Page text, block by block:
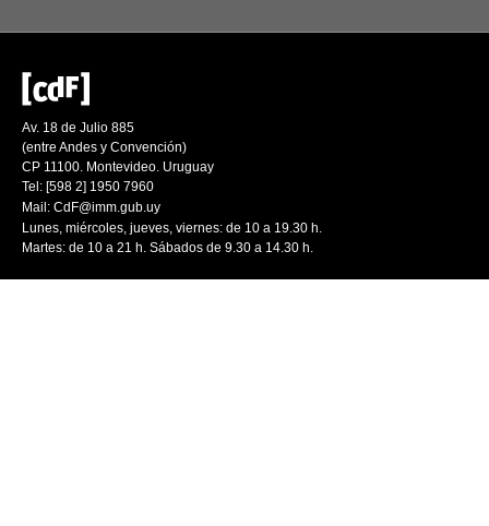
Av. 18 de Julio 885
(entre Andes y Convención)
CP 11100. Montevideo. Uruguay
Tel: [598 2] 1950 7960
Mail: CdF@imm.gub.uy
Lunes, miércoles, jueves, viernes: de 10 a 19.30 h.
Martes: de 10 a 21 h. Sábados de 9.30 a 14.30 h.